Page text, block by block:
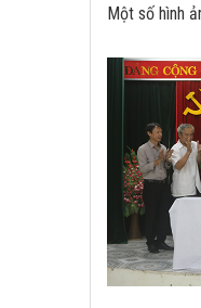
Một số hình